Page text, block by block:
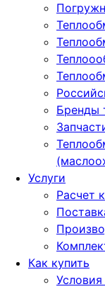
Бренды
Услуги
Расчет
Как купить